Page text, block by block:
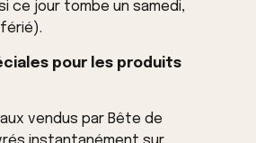
ce jour tombe un samedi,
pour les produits
vendus par Bête de